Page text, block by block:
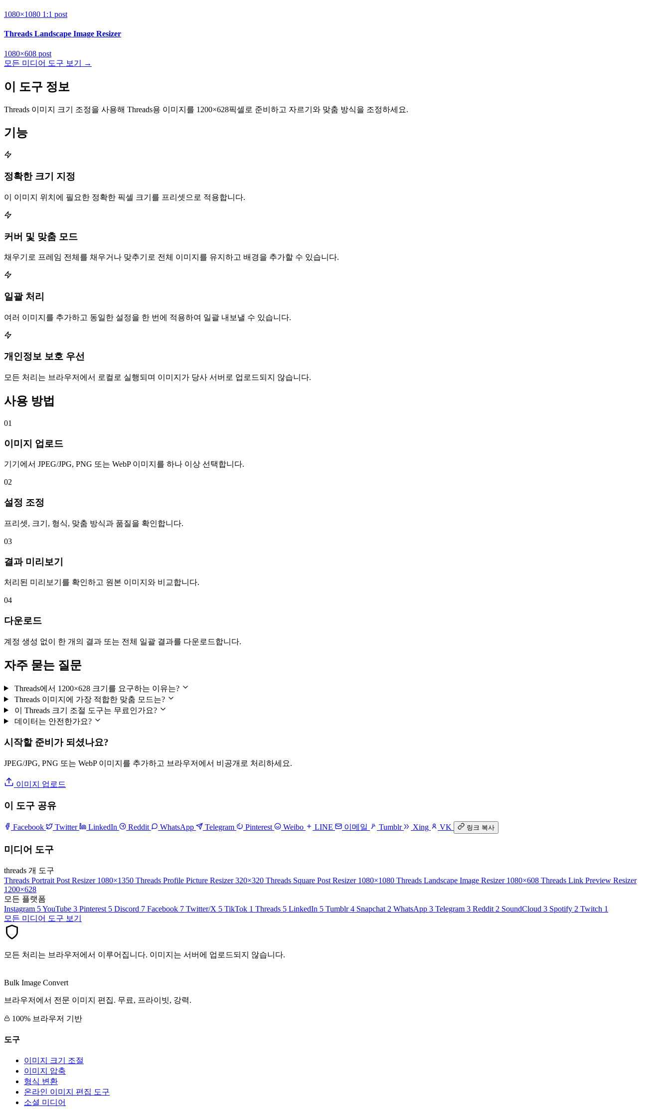
1080×1080 1:1 post
Threads Landscape Image Resizer
1080×608 post
모든 미디어 도구 보기 →
이 도구 정보
Threads 이미지 크기 조정을 사용해 Threads용 이미지를 1200×628픽셀로 준비하고 자르기와 맞춤 방식을 조정하세요.
기능
정확한 크기 지정
이 이미지 위치에 필요한 정확한 픽셀 크기를 프리셋으로 적용합니다.
커버 및 맞춤 모드
채우기로 프레임 전체를 채우거나 맞추기로 전체 이미지를 유지하고 배경을 추가할 수 있습니다.
일괄 처리
여러 이미지를 추가하고 동일한 설정을 한 번에 적용하여 일괄 내보낼 수 있습니다.
개인정보 보호 우선
모든 처리는 브라우저에서 로컬로 실행되며 이미지가 당사 서버로 업로드되지 않습니다.
사용 방법
01
이미지 업로드
기기에서 JPEG/JPG, PNG 또는 WebP 이미지를 하나 이상 선택합니다.
02
설정 조정
프리셋, 크기, 형식, 맞춤 방식과 품질을 확인합니다.
03
결과 미리보기
처리된 미리보기를 확인하고 원본 이미지와 비교합니다.
04
다운로드
계정 생성 없이 한 개의 결과 또는 전체 일괄 결과를 다운로드합니다.
자주 묻는 질문
Threads에서 1200×628 크기를 요구하는 이유는?
Threads 이미지에 가장 적합한 맞춤 모드는?
이 Threads 크기 조절 도구는 무료인가요?
데이터는 안전한가요?
시작할 준비가 되셨나요?
JPEG/JPG, PNG 또는 WebP 이미지를 추가하고 브라우저에서 비공개로 처리하세요.
이미지 업로드
이 도구 공유
Facebook Twitter LinkedIn Reddit WhatsApp Telegram Pinterest Weibo LINE 이메일 Tumblr Xing VK 링크 복사
미디어 도구
threads 개 도구
Threads Portrait Post Resizer 1080×1350 Threads Profile Picture Resizer 320×320 Threads Square Post Resizer 1080×1080 Threads Landscape Image Resizer 1080×608 Threads Link Preview Resizer
1200×628
모든 플랫폼
Instagram 5YouTube 3 Pinterest 5 Discord 7 Facebook 7 Twitter/X 5 TikTok 1 Threads 5 LinkedIn 5 Tumblr 4 Snapchat 2 WhatsApp 3 Telegram 3 Reddit 2 SoundCloud 3 Spotify 2 Twitch 1
모든 미디어 도구 보기
모든 처리는 브라우저에서 이루어집니다. 이미지는 서버에 업로드되지 않습니다.
Bulk Image Convert
브라우저에서 전문 이미지 편집. 무료, 프라이빗, 강력.
100% 브라우저 기반
도구
이미지 크기 조절
이미지 압축
형식 변환
온라인 이미지 편집 도구
소셜 미디어